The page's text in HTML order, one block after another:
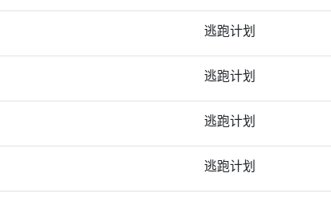
逃跑计划
逃跑计划
逃跑计划
逃跑计划